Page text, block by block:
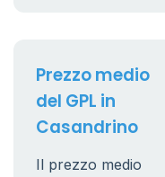
Prezzo medio
del GPL in
Casandrino
Il prezzo medio